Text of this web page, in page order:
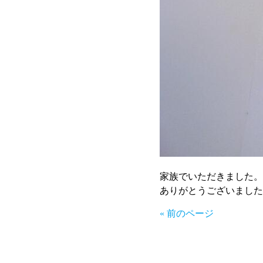
家族でいただきました。
ありがとうございまし
« 前のページ